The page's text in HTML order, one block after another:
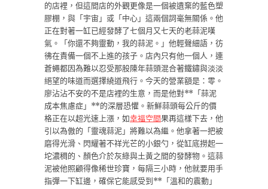
的店裡，但這間店的外觀更像是一個被遺棄的藍色塑
膠棚，與「宇宙」或「中心」這兩個詞毫無關係。他
正在對著一缸已經發酵了七個月又七天的老蒜泥嘆
氣。「你還不夠靈動，我的蒜泥。」他輕聲細語，彷
彿在責備一個不上進的孩子。店內只有他一個人，連
蒼蠅都因為難以忍受那股陳年蒜頭混合著鐵鏽與淡淡
絕望的味道而選擇繞道飛行。今天的營業額是：零。
廖沾沾不安的不是店裡的生意，而是他對**「蒜泥
成本焦慮症」**的深層恐懼。新鮮蒜頭每公斤的價
格正在以超光速上漲，如幸福空間果再這樣下去，他
引以為傲的「靈魂蒜泥」將難以為繼。他拿著一把被
磨得光滑、閃耀著不祥光芒的小銀勺，從缸底撈起一
坨濃稠的、顏色介於灰綠與土黃之間的發酵物。這蒜
泥被他照顧得像稀世珍寶，每隔三小時，他就要用手
指彈一下缸邊，確保它能感受到**「溫和的震動」